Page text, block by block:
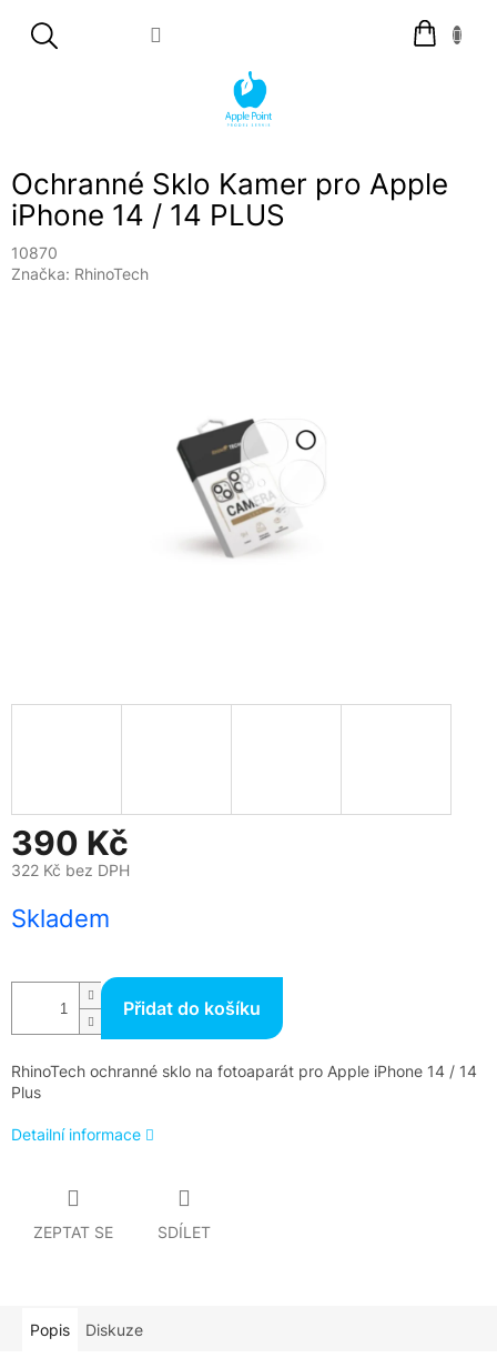
Nákupní
košík
Ochranné Sklo Kamer pro Apple
iPhone 14 / 14 PLUS
10870
Značka: RhinoTech
390 Kč
322 Kč bez DPH
cena:
Skladem
Přidat do košíku
RhinoTech ochranné sklo na fotoaparát pro Apple iPhone 14 / 14
Plus
Detailní informace
ZEPTAT SE SDÍLET
Popis Diskuze